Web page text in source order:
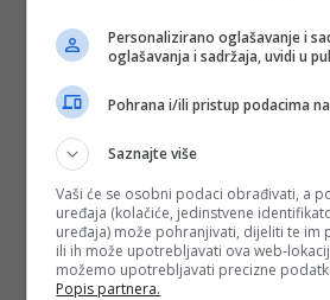
Personalizirano oglašavanje i
oglašavanja i sadržaja, uvidi u
Pohrana i/ili pristup podacima
Saznajte više
Vaši će se osobni podaci obrađivati, a
uređaja (kolačiće, jedinstvene
uređaja) može pohranjivati, dijeliti te im
ili ih može upotrebljavati ova web-
možemo upotrebljavati precizne
Popis partnera.